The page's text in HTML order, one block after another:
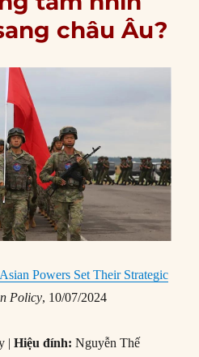
châu Âu?
Asian Powers Set Their Strategic
Policy, 10/07/2024
|Hiệu đính: Nguyễn Thế